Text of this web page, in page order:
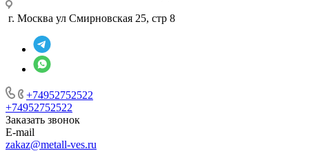
г. Москва ул Смирновская 25, стр 8
+74952752522
+74952752522
Заказать звонок
E-mail
zakaz@metall-ves.ru